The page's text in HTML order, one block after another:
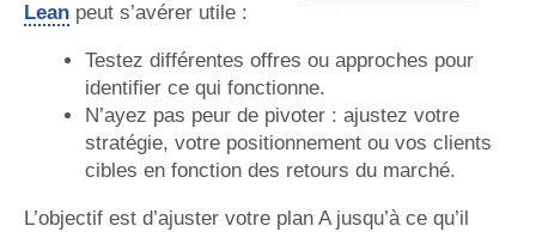
Lean peut s’avérer utile :
Testez différentes offres ou approches pour
identifier ce qui fonctionne.
N’ayez pas peur de pivoter : ajustez votre
stratégie, votre positionnement ou vos clients
cibles en fonction des retours du marché.
L’objectif est d’ajuster votre plan A jusqu’à ce qu’il